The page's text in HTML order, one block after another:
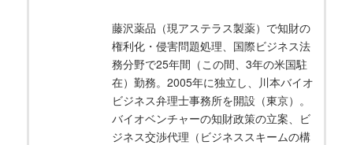
藤沢薬品（現アステラス製薬）で知財の
権利化・侵害問題処理、国際ビジネス法
務分野で25年間（この間、3年の米国駐
在）勤務。2005年に独立し、川本バイオ
ビジネス弁理士事務所を開設（東京）。
バイオベンチャーの知財政策の立案、ビ
ジネス交渉代理（ビジネススキームの構